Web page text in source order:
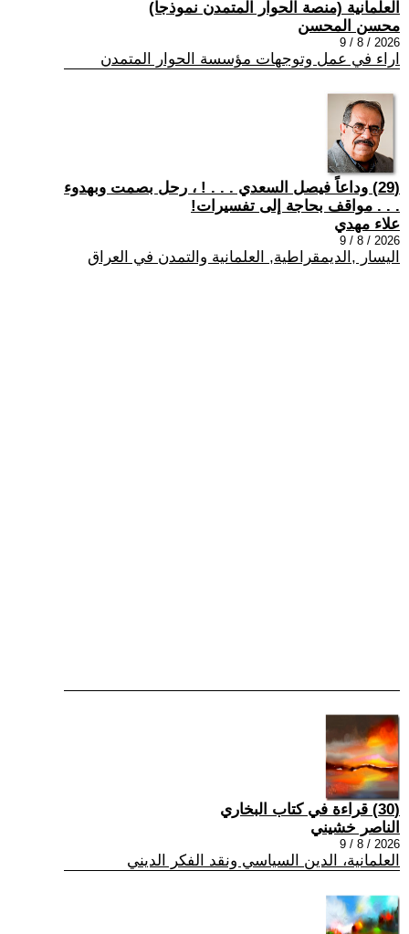
العلمانية (منصة الحوار المتمدن نموذجاً)
محسن المحسن
2026 / 8 / 9
اراء في عمل وتوجهات مؤسسة الحوار المتمدن
(29) وداعاً فيصل السعدي . . . ! ، رحل بصمت وبهدوء
. . . مواقف بحاجة إلى تفسيرات!
علاء مهدي
2026 / 8 / 9
اليسار ,الديمقراطية, العلمانية والتمدن في العراق
(30) قراءة في كتاب البخاري
الناصر خشيني
2026 / 8 / 9
العلمانية، الدين السياسي ونقد الفكر الديني